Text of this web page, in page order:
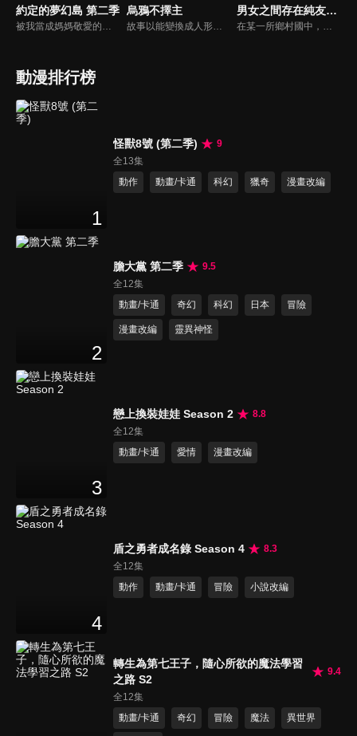
約定的夢幻島 第二季
被我當成媽媽敬愛的她，並不是親生母親。跟我一起生活的他們，也不是兄弟姊妹。艾瑪、諾曼、雷三個人住在小小的孤兒院裡，每天都過得很幸福。但是，他們的平凡生活突然在某一天宣告結束。知道真相之後，等著他們的命運將會是…？
烏鴉不擇主
故事以能變換成人形的八咫烏為中心展開。他們生活在與人類世界隔絕的山中，這片世界被稱為「山內」，他們過著如同人類般的生活。山內的世界彷彿平安朝重現，由八咫烏之首「金烏」所統治的朝廷管理著百姓。八咫烏們在各地建造寺廟與神社，並信奉開創山內世界的神靈——山神。
男女之間存在純友情嗎？（不，不存在！）
在某一所鄉村國中，一對男女向彼此立下永恆友情的誓言。朝著同一個夢想前進，成為命運共同體的兩人之間 —— 關係並沒有任何特別的發展，就這麼度過了兩年的歲月……！至今都還沒談過初戀的High咖女子 —— 犬塚日葵，以及熱愛花卉的植物男子 —— 夏目悠宇，就算升上高中二年級，還是一樣在只有兩人的園藝社中，平和地當著摯友。然而這時，悠宇跟初戀對象重逢，使得兩人之間的關係開始失控？究竟「已經懂得戀慕之心」的日葵，能不能擺脫「理想摯友」的身分呢？
動漫排行榜
1
怪獸8號 (第二季)
9
全13集
動作
動畫/卡通 科幻 獵奇 漫畫改編
2
膽大黨 第二季
9.5
全12集
動畫/卡通
奇幻 科幻 日本 冒險
漫畫改編 靈異神怪
3
戀上換裝娃娃 Season 2
8.8
全12集
動畫/卡通
愛情 漫畫改編
4
盾之勇者成名錄 Season 4
8.3
全12集
動作
動畫/卡通 冒險 小說改編
轉生為第七王子，隨心所欲的魔法學習
之路 S2
9.4
全12集
動畫/卡通
奇幻 冒險 魔法 異世界